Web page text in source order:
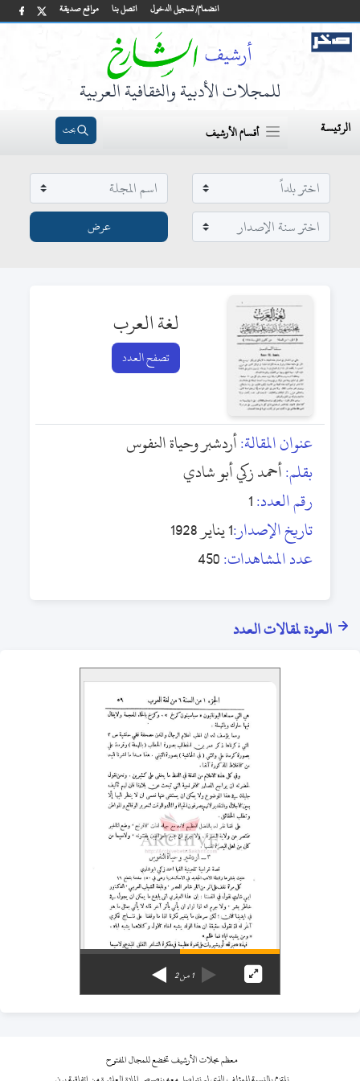
مواقع صديقة اتصل بنا انضمام/ تسجيل الدخول
للمجلات الأدبية والثقافية العربية
الرئيسة أقسام الأرشيف بحث
لغة العرب
تصفح العدد
عنوان المقالة:أردشبر وحياة النفوس
بقلم:أحمد زكي أبو شادي
رقم العدد:1
تاريخ الإصدار:1 يناير 1928
عدد المشاهدات:450
العودة لمقالات العدد
1من2
معظم مجلات الأرشيف تخضع للمجال المفتوح